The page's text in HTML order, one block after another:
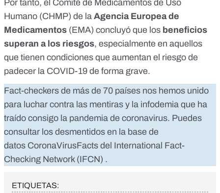
Por tanto, el Comité de Medicamentos de Uso
Humano (CHMP) de la Agencia Europea de
Medicamentos (EMA) concluyó que los beneficios
superan a los riesgos, especialmente en aquellos
que tienen condiciones que aumentan el riesgo de
padecer la COVID-19 de forma grave.
Fact-checkers de más de 70 países nos hemos unido
para luchar contra las mentiras y la infodemia que ha
traído consigo la pandemia de coronavirus. Puedes
consultar los desmentidos en la base de
datos CoronaVirusFacts del International Fact-
Checking Network (IFCN) .
ETIQUETAS: